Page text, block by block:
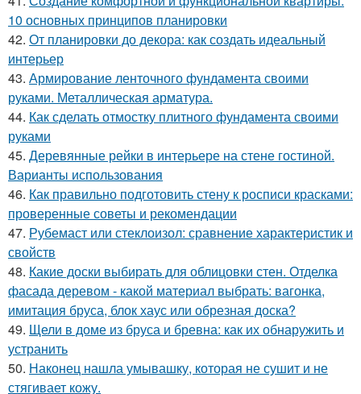
10 основных принципов планировки
42. От планировки до декора: как создать идеальный
интерьер
43. Армирование ленточного фундамента своими
руками. Металлическая арматура.
44. Как сделать отмостку плитного фундамента своими
руками
45. Деревянные рейки в интерьере на стене гостиной.
Варианты использования
46. Как правильно подготовить стену к росписи красками:
проверенные советы и рекомендации
47. Рубемаст или стеклоизол: сравнение характеристик и
свойств
48. Какие доски выбирать для облицовки стен. Отделка
фасада деревом - какой материал выбрать: вагонка,
имитация бруса, блок хаус или обрезная доска?
49. Щели в доме из бруса и бревна: как их обнаружить и
устранить
50. Наконец нашла умывашку, которая не сушит и не
стягивает кожу.